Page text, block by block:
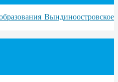
Вындиноостровское